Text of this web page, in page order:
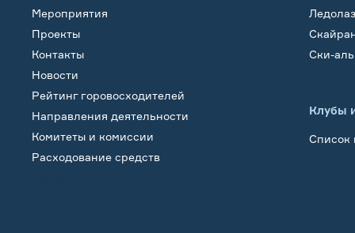
Мероприятия
Проекты
Контакты
Новости
Рейтинг горовосходителей
Направления деятельности
Комитеты и комиссии
Расходование средств
Ски-
Клубы
Список